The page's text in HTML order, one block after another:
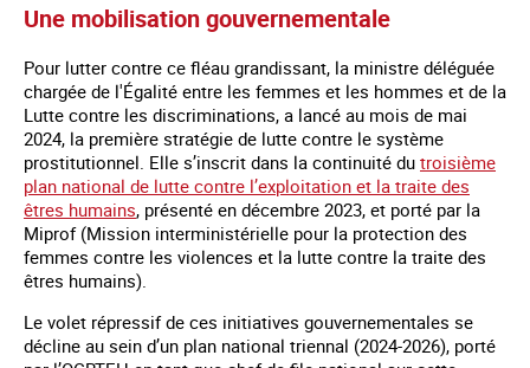
Une mobilisation gouvernementale
Pour lutter contre ce fléau grandissant, la ministre déléguée
chargée de l'Égalité entre les femmes et les hommes et de la
Lutte contre les discriminations, a lancé au mois de mai
2024, la première stratégie de lutte contre le système
prostitutionnel. Elle s’inscrit dans la continuité du troisième
plan national de lutte contre l’exploitation et la traite des
êtres humains, présenté en décembre 2023, et porté par la
Miprof (Mission interministérielle pour la protection des
femmes contre les violences et la lutte contre la traite des
êtres humains).
Le volet répressif de ces initiatives gouvernementales se
décline au sein d’un plan national triennal (2024-2026), porté